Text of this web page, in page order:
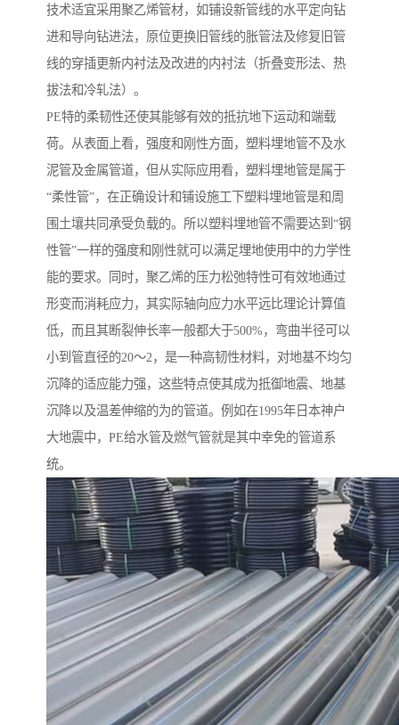
技术适宜采用聚乙烯管材，如铺设新管线的水平定向钻
进和导向钻进法，原位更换旧管线的胀管法及修复旧管
线的穿插更新内衬法及改进的内衬法（折叠变形法、热
拔法和冷轧法）。
PE特的柔韧性还使其能够有效的抵抗地下运动和端载
荷。从表面上看，强度和刚性方面，塑料埋地管不及水
泥管及金属管道，但从实际应用看，塑料埋地管是属于
“柔性管”，在正确设计和铺设施工下塑料埋地管是和周
围土壤共同承受负载的。所以塑料埋地管不需要达到“钢
性管”一样的强度和刚性就可以满足埋地使用中的力学性
能的要求。同时，聚乙烯的压力松弛特性可有效地通过
形变而消耗应力，其实际轴向应力水平远比理论计算值
低，而且其断裂伸长率一般都大于500%，弯曲半径可以
小到管直径的20～2，是一种高韧性材料，对地基不均匀
沉降的适应能力强，这些特点使其成为抵御地震、地基
沉降以及温差伸缩的为的管道。例如在1995年日本神户
大地震中，PE给水管及燃气管就是其中幸免的管道系
统。